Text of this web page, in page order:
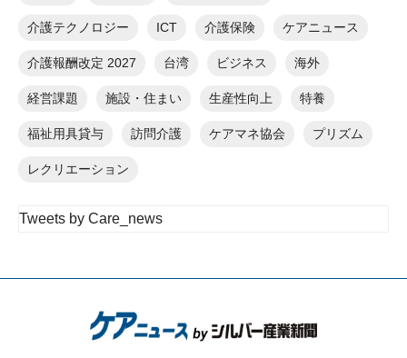
介護テクノロジー ICT 介護保険 ケアニュース
介護報酬改定 2027 台湾 ビジネス 海外
経営課題 施設・住まい 生産性向上 特養
福祉用具貸与 訪問介護 ケアマネ協会 プリズム
レクリエーション
Tweets by Care_news